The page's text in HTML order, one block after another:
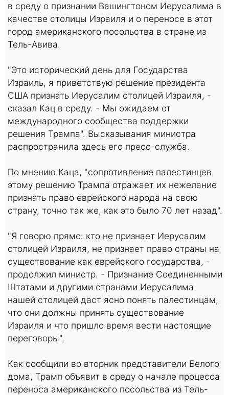
в среду о признании Вашингтоном Иерусалима в
качестве столицы Израиля и о переносе в этот
город американского посольства в стране из
Тель-Авива.
"Это исторический день для Государства
Израиль, я приветствую решение президента
США признать Иерусалим столицей Израиля, -
сказал Кац в среду. - Мы ожидаем от
международного сообщества поддержки
решения Трампа". Высказывания министра
распространила здесь его пресс-служба.
По мнению Каца, "сопротивление палестинцев
этому решению Трампа отражает их нежелание
признать право еврейского народа на свою
страну, точно так же, как это было 70 лет назад".
"Я говорю прямо: кто не признает Иерусалим
столицей Израиля, не признает право страны на
существование как еврейского государства, -
продолжил министр. - Признание Соединенными
Штатами и другими странами Иерусалима
нашей столицей даст ясно понять палестинцам,
что они должны принять существование
Израиля и что пришло время вести настоящие
переговоры".
Как сообщили во вторник представители Белого
дома, Трамп объявит в среду о начале процесса
переноса американского посольства из Тель-